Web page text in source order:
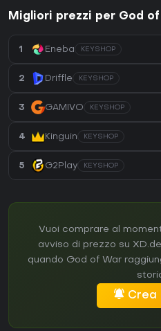
Migliori prezzi per God
1 Eneba KEYSHOP
2 Driffle KEYSHOP
3 GAMIVO KEYSHOP
4 Kinguin KEYSHOP
5 G2Play KEYSHOP
Vuoi comprare al
avviso di prezzo su
quando God of War
Crea